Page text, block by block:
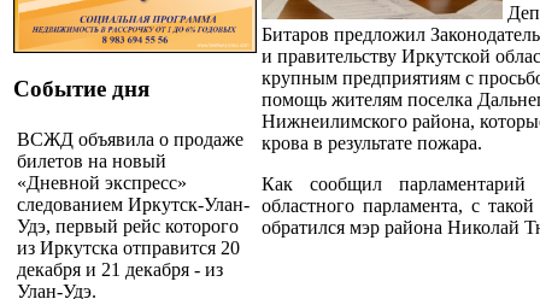
Событие дня
ВСЖД объявила о продаже
билетов на новый
«Дневной экспресс»
следованием Иркутск-Улан-
Удэ, первый рейс которого
из Иркутска отправится 20
декабря и 21 декабря - из
Улан-Удэ.
Битаров предложил
и правительству Иркутской
крупным предприятиям с
помощь жителям поселка
Нижнеилимского района,
крова в результате пожара.
Как сообщил
областного парламента, с
обратился мэр района Николай